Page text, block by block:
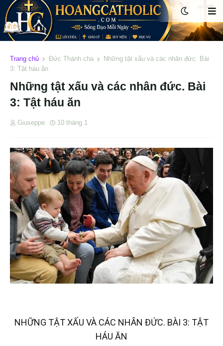
Trang chủ Đức Thánh cha
Những tật xấu và các nhân đức. Bài
3: Tật háu ăn
Những tật xấu và các nhân đức. Bài
3: Tật háu ăn
Giuseppe 10 tháng 1
NHỮNG TẬT XẤU VÀ CÁC NHÂN ĐỨC. BÀI 3: TẬT
HÁU ĂN